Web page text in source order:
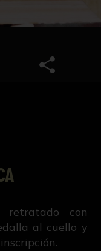
retratado con
al cuello y